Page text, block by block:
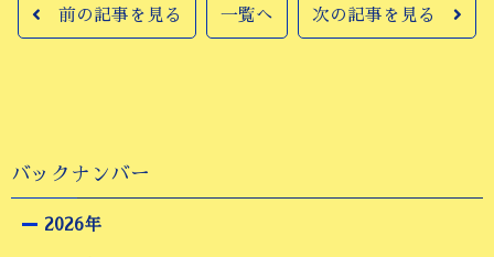
前の記事を見る 一覧へ 次の記事を見る
バックナンバー
2026年